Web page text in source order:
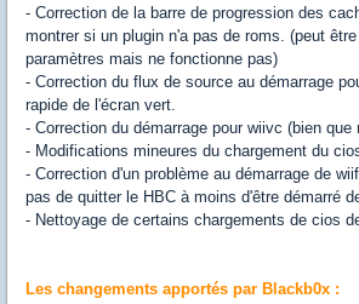
- Correction de la barre de progression des
montrer si un plugin n'a pas de roms. (peut
paramètres mais ne fonctionne pas)
- Correction du flux de source au démarrage
rapide de l'écran vert.
- Correction du démarrage pour wiivc (bien que
- Modifications mineures du chargement du
- Correction d'un problème au démarrage de
pas de quitter le HBC à moins d'être démarré
- Nettoyage de certains chargements de cios
Les changements apportés par Blackb0x :